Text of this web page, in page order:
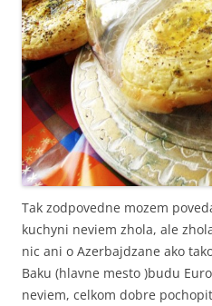
Tak zodpovedne mozem
kuchyni neviem zhola, ale
nic ani o Azerbajdzane ako
Baku (hlavne mesto )budu
neviem, celkom dobre